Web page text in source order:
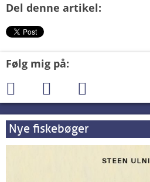
Del denne artikel:
Følg mig på:
Nye fiskebøger